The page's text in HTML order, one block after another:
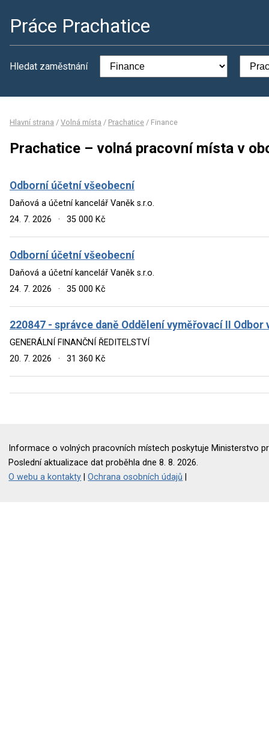
Práce Prachatice
Hledat zaměstnání
Hlavní strana / Volná místa / Prachatice / Finance
Prachatice – volná pracovní místa v
Odborní účetní všeobecní
Daňová a účetní kancelář Vaněk s.r.o.
24. 7. 2026
· 35 000 Kč
Odborní účetní všeobecní
Daňová a účetní kancelář Vaněk s.r.o.
24. 7. 2026
· 35 000 Kč
220847 - správce daně Oddělení vyměřovací II Odbor
GENERÁLNÍ FINANČNÍ ŘEDITELSTVÍ
20. 7. 2026
· 31 360 Kč
Informace o volných pracovních místech poskytuje Ministerstvo
Poslední aktualizace dat proběhla dne 8. 8. 2026.
O webu a kontakty |Ochrana osobních údajů